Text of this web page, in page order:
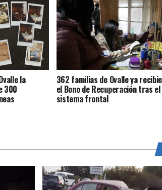
la
300
362 familias de Ovalle ya
el Bono de Recuperación tras el
sistema frontal